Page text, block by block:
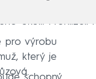
okolí. Prohlíželi i
pro výrobu
který je